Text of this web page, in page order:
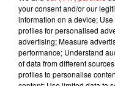
haute couture.
Musique
your consent and/or our
information on a device;
profiles for personalised
advertising; Measure
performance; Understand
of data from different
profiles to personalise